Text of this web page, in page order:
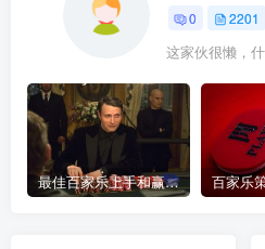
0 2201
这家伙很懒，
最佳百家乐上手和赢钱指南 – 终极版